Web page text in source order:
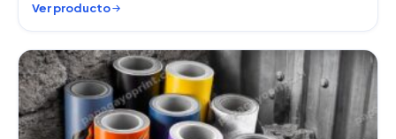
Ver producto